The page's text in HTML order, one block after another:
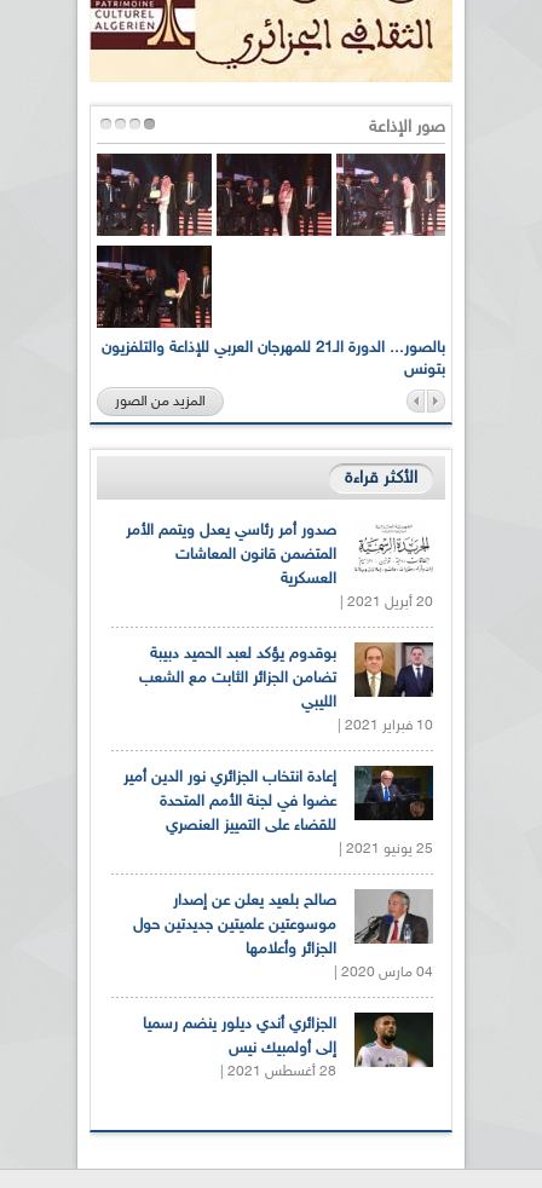
صور الإذاعة
بالصور... الدورة الـ21 للمهرجان العربي للإذاعة والتلفزيون
بتونس
المزيد من الصور
الأكثر قراءة
صدور أمر رئاسي يعدل ويتمم الأمر
المتضمن قانون المعاشات
العسكرية
20 أبريل 2021 |
بوقدوم يؤكد لعبد الحميد دبيبة
تضامن الجزائر الثابت مع الشعب
الليبي
10 فبراير 2021 |
إعادة انتخاب الجزائري نور الدين أمير
عضوا في لجنة الأمم المتحدة
للقضاء على التمييز العنصري
25 يونيو 2021 |
صالح بلعيد يعلن عن إصدار
موسوعتين علميتين جديدتين حول
الجزائر وأعلامها
04 مارس 2020 |
الجزائري أندي ديلور ينضم رسميا
إلى أولمبيك نيس
28 أغسطس 2021 |